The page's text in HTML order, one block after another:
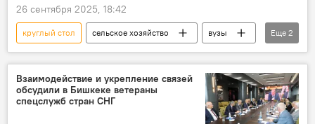
26 сентября 2025, 18:42
круглый стол сельское хозяйство
вузы
Кыргызстан
Россия
Еще 2
Взаимодействие и укрепление связей
обсудили в Бишкеке ветераны
спецслужб стран СНГ